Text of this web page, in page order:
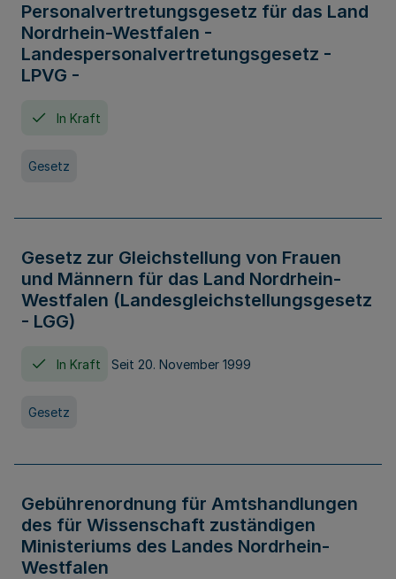
Personalvertretungsgesetz für das Land
Nordrhein-Westfalen -
Landespersonalvertretungsgesetz -
LPVG -
In Kraft
Gesetz
Gesetz zur Gleichstellung von Frauen
und Männern für das Land Nordrhein-
Westfalen (Landesgleichstellungsgesetz
- LGG)
In Kraft Seit 20. November 1999
Gesetz
Gebührenordnung für Amtshandlungen
des für Wissenschaft zuständigen
Ministeriums des Landes Nordrhein-
Westfalen